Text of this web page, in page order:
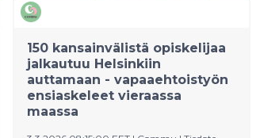
150 kansainvälistä opiskelijaa
jalkautuu Helsinkiin
auttamaan - vapaaehtoistyön
ensiaskeleet vieraassa
maassa